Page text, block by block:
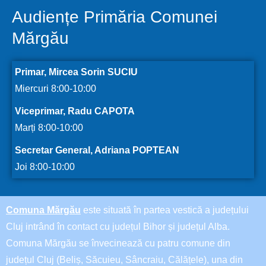
Audiențe Primăria Comunei
Mărgău
Primar, Mircea Sorin SUCIU
Miercuri 8:00-10:00
Viceprimar, Radu CAPOTA
Marți 8:00-10:00
Secretar General, Adriana POPTEAN
Joi 8:00-10:00
Comuna Mărgău este situată în partea vestică a județului
Cluj intrând în contact cu județul Bihor și județul Alba.
Comuna Mărgău se învecinează cu patru comune din
județul Cluj (Beliș, Săcuieu, Sâncraiu, Călățele), una din